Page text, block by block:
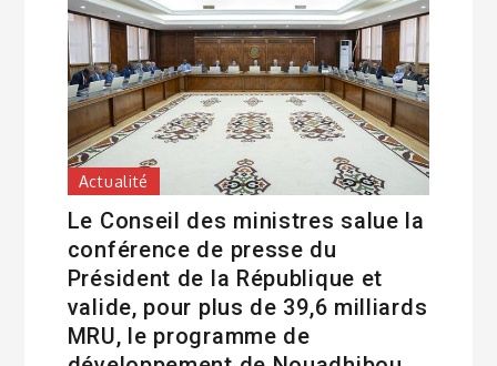
Actualité
Le Conseil des ministres salue la
conférence de presse du
Président de la République et
valide, pour plus de 39,6 milliards
MRU, le programme de